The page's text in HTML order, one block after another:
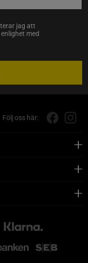
jag att
med
Följ oss här: